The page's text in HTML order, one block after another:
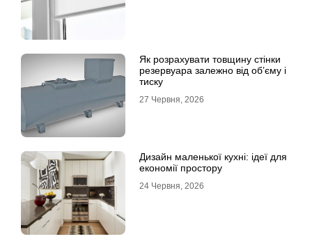
Як розрахувати товщину стінки
резервуара залежно від об’єму і
тиску
27 Червня, 2026
Дизайн маленької кухні: ідеї для
економії простору
24 Червня, 2026